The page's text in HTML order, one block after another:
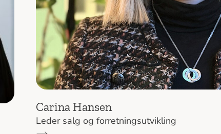
Carina Hansen
Leder salg og forretningsutvikling